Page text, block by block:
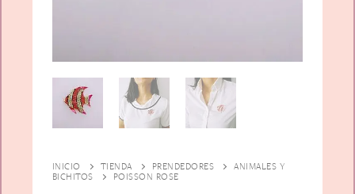
INICIO TIENDA PRENDEDORES
ANIMALES Y
BICHITOS
POISSON ROSE